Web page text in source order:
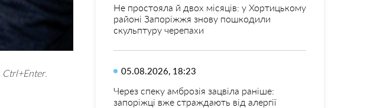
Ctrl+Enter.
Не простояла й двох місяців: у Хортицькому
районі Запоріжжя знову пошкодили
скульптуру черепахи
05.08.2026, 18:23
Через спеку амброзія зацвіла раніше:
запоріжці вже страждають від алергії